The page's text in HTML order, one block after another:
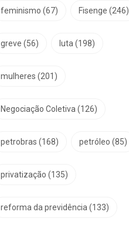
feminismo (67) Fisenge (246)
greve (56) luta (198)
mulheres (201)
Negociação Coletiva (126)
petrobras (168) petróleo (85)
privatização (135)
reforma da previdência (133)